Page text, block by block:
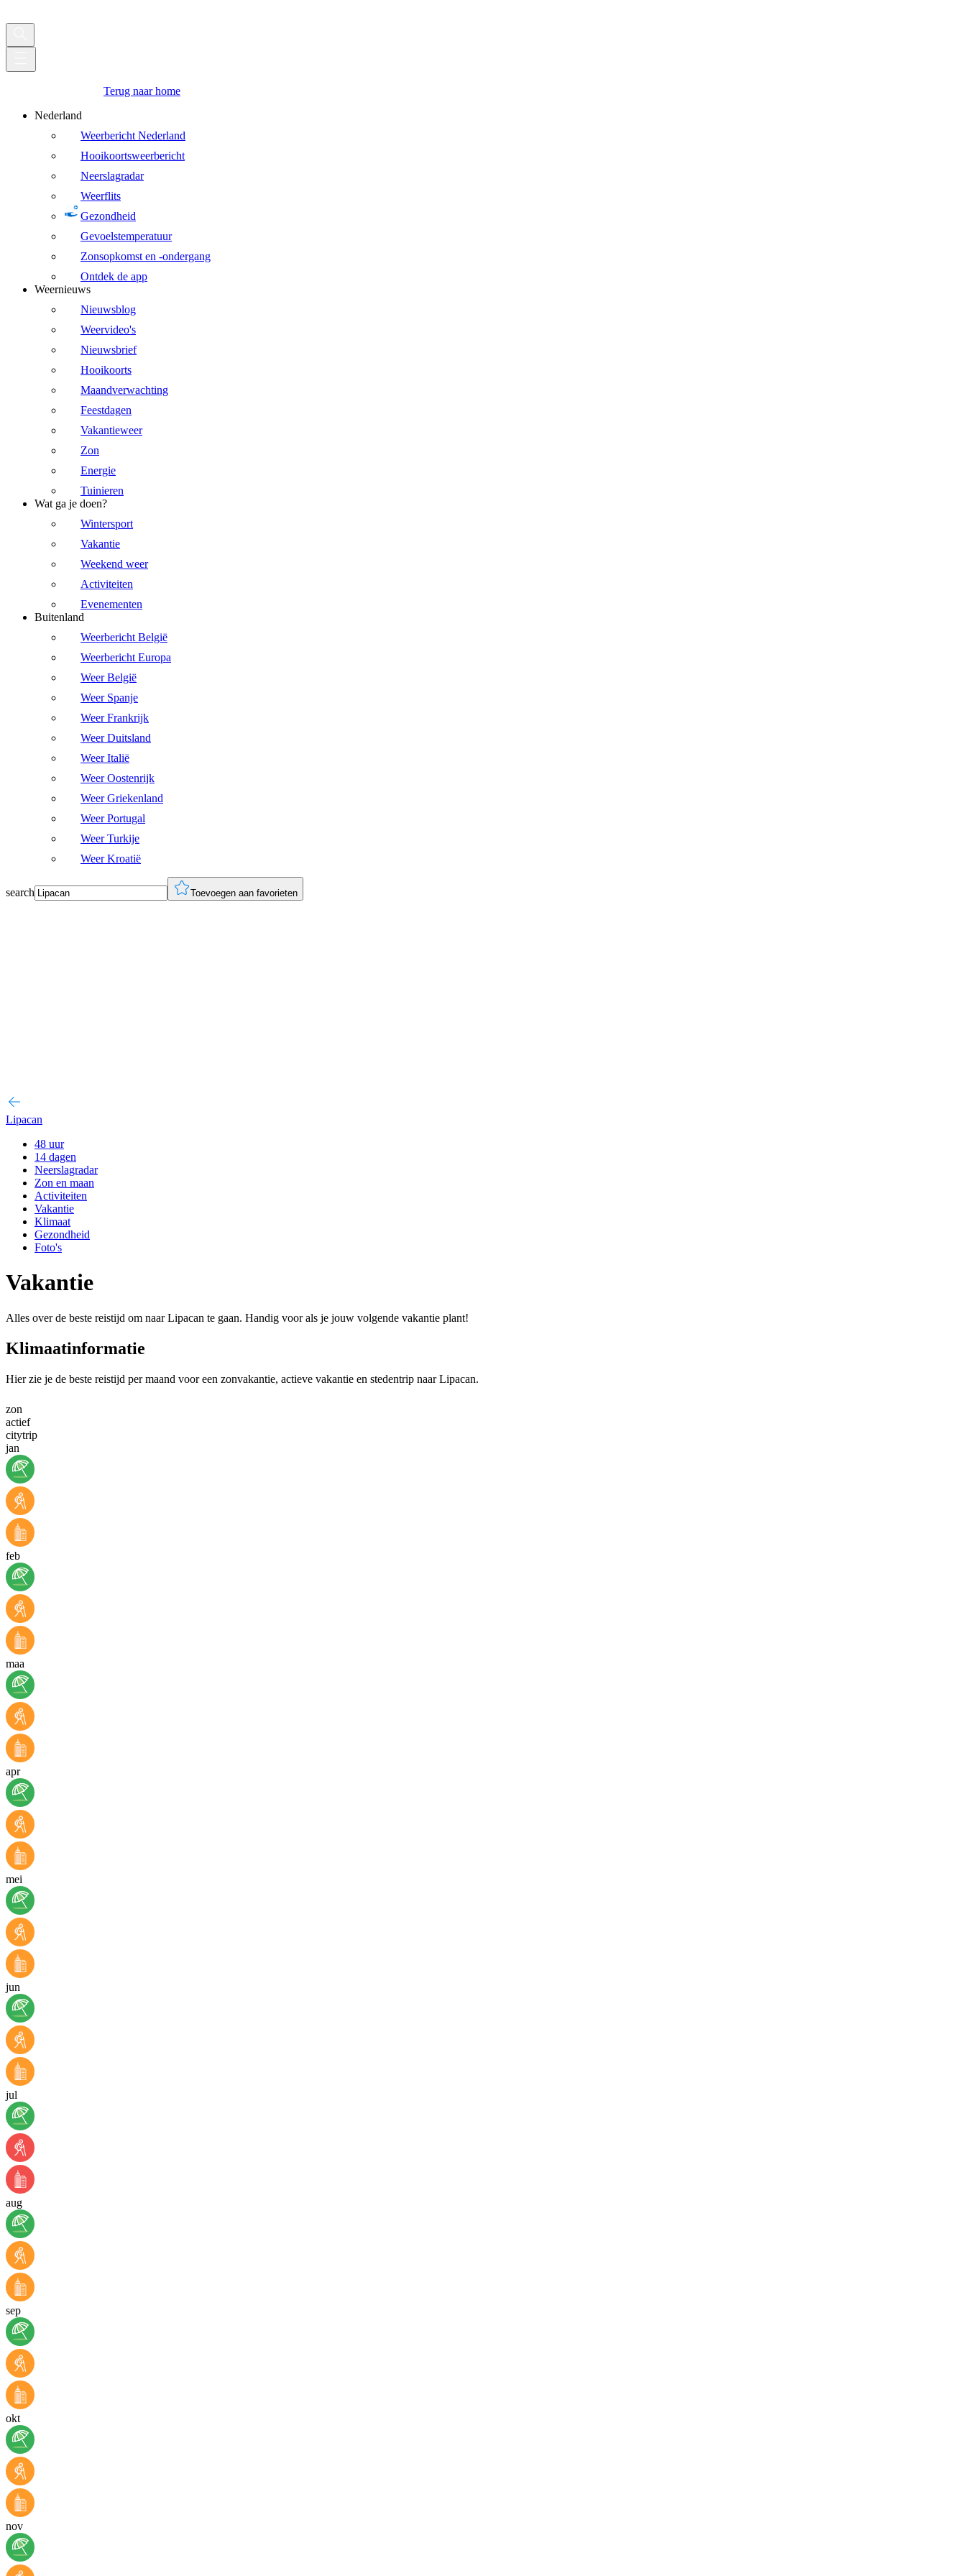
Terug naar home
Nederland
Weerbericht Nederland
Hooikoortsweerbericht
Neerslagradar
Weerflits
Gezondheid
Gevoelstemperatuur
Zonsopkomst en -ondergang
Ontdek de app
Weernieuws
Nieuwsblog
Weervideo's
Nieuwsbrief
Hooikoorts
Maandverwachting
Feestdagen
Vakantieweer
Zon
Energie
Tuinieren
Wat ga je doen?
Wintersport
Vakantie
Weekend weer
Activiteiten
Evenementen
Buitenland
Weerbericht België
Weerbericht Europa
Weer België
Weer Spanje
Weer Frankrijk
Weer Duitsland
Weer Italië
Weer Oostenrijk
Weer Griekenland
Weer Portugal
Weer Turkije
Weer Kroatië
search Toevoegen aan favorieten
Lipacan
48 uur
14 dagen
Neerslagradar
Zon en maan
Activiteiten
Vakantie
Klimaat
Gezondheid
Foto's
Vakantie
Alles over de beste reistijd om naar Lipacan te gaan. Handig voor als je jouw volgende vakantie plant!
Klimaatinformatie
Hier zie je de beste reistijd per maand voor een zonvakantie, actieve vakantie en stedentrip naar Lipacan.
zon
actief
citytrip
jan
feb
maa
apr
mei
jun
jul
aug
sep
okt
nov